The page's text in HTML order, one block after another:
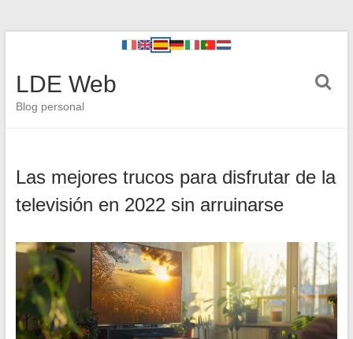
LDE Web
Blog personal
Las mejores trucos para disfrutar de la
televisión en 2022 sin arruinarse